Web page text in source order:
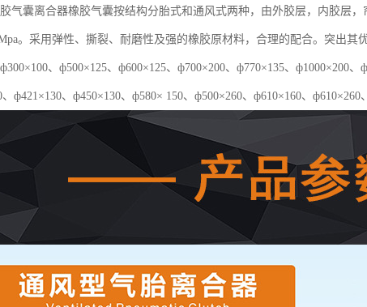
气囊离合器橡胶气囊按结构分胎式和通风式两种，由外胶层，内胶层
。采用弹性、撕裂、耐磨性及强的橡胶原材料，合理的配合。突出
、ф500×125、ф600×125、ф700×200、ф770×135、ф1000×200
ф421×130、ф450×130、ф580× 150、ф500×260、ф610×160、ф610×260